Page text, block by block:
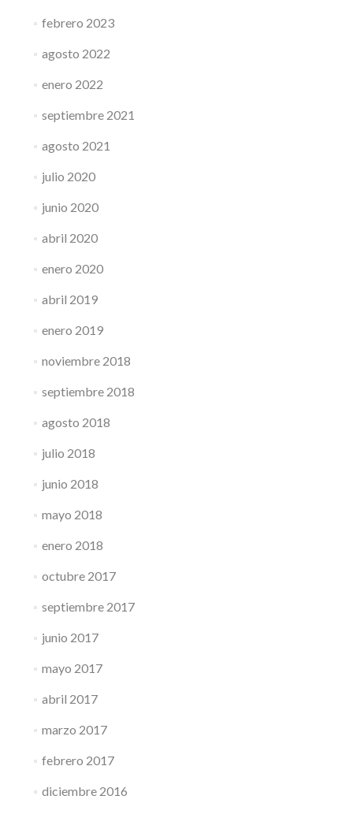
febrero 2023
agosto 2022
enero 2022
septiembre 2021
agosto 2021
julio 2020
junio 2020
abril 2020
enero 2020
abril 2019
enero 2019
noviembre 2018
septiembre 2018
agosto 2018
julio 2018
junio 2018
mayo 2018
enero 2018
octubre 2017
septiembre 2017
junio 2017
mayo 2017
abril 2017
marzo 2017
febrero 2017
diciembre 2016